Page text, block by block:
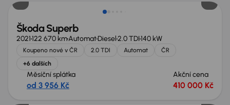
Škoda Superb
2021122 670 kmAutomatDiesel2.0 TDI140 kW
Koupeno nové v ČR 2.0 TDI Automat
ČR
+6 dalších
Měsíční splátka
od 3 956 Kč
Akční cena
410 000 Kč